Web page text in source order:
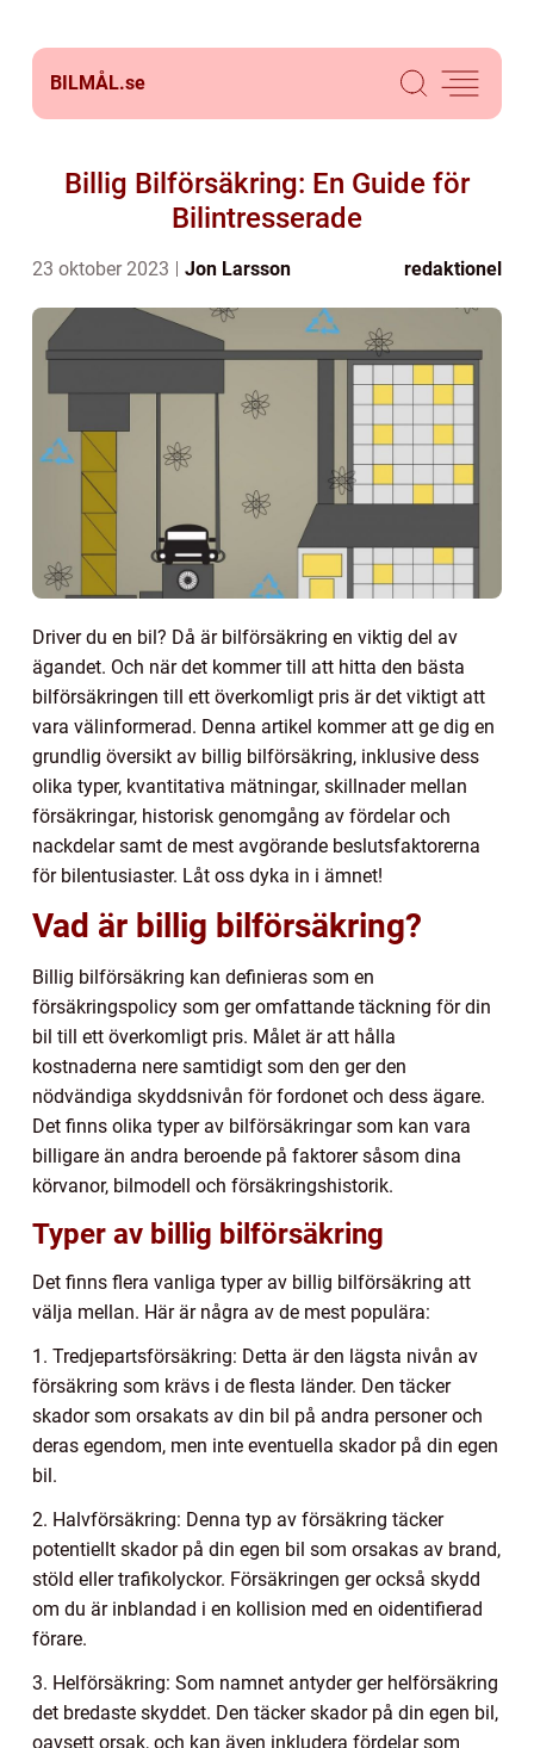
BILMÅL.se
Billig Bilförsäkring: En Guide för
Bilintresserade
23 oktober 2023 Jon Larsson redaktionel
Driver du en bil? Då är bilförsäkring en viktig del av
ägandet. Och när det kommer till att hitta den bästa
bilförsäkringen till ett överkomligt pris är det viktigt att
vara välinformerad. Denna artikel kommer att ge dig en
grundlig översikt av billig bilförsäkring, inklusive dess
olika typer, kvantitativa mätningar, skillnader mellan
försäkringar, historisk genomgång av fördelar och
nackdelar samt de mest avgörande beslutsfaktorerna
för bilentusiaster. Låt oss dyka in i ämnet!
Vad är billig bilförsäkring?
Billig bilförsäkring kan definieras som en
försäkringspolicy som ger omfattande täckning för din
bil till ett överkomligt pris. Målet är att hålla
kostnaderna nere samtidigt som den ger den
nödvändiga skyddsnivån för fordonet och dess ägare.
Det finns olika typer av bilförsäkringar som kan vara
billigare än andra beroende på faktorer såsom dina
körvanor, bilmodell och försäkringshistorik.
Typer av billig bilförsäkring
Det finns flera vanliga typer av billig bilförsäkring att
välja mellan. Här är några av de mest populära:
1. Tredjepartsförsäkring: Detta är den lägsta nivån av
försäkring som krävs i de flesta länder. Den täcker
skador som orsakats av din bil på andra personer och
deras egendom, men inte eventuella skador på din egen
bil.
2. Halvförsäkring: Denna typ av försäkring täcker
potentiellt skador på din egen bil som orsakas av brand,
stöld eller trafikolyckor. Försäkringen ger också skydd
om du är inblandad i en kollision med en oidentifierad
förare.
3. Helförsäkring: Som namnet antyder ger helförsäkring
det bredaste skyddet. Den täcker skador på din egen bil,
oavsett orsak, och kan även inkludera fördelar som